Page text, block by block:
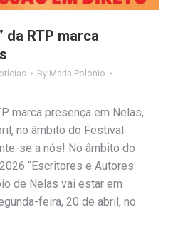
da RTP marca
By Maria Polónio
marca presença em Nelas,
no âmbito do Festival
se a nós! No âmbito do
“Escritores e Autores
de Nelas vai estar em
feira, 20 de abril, no